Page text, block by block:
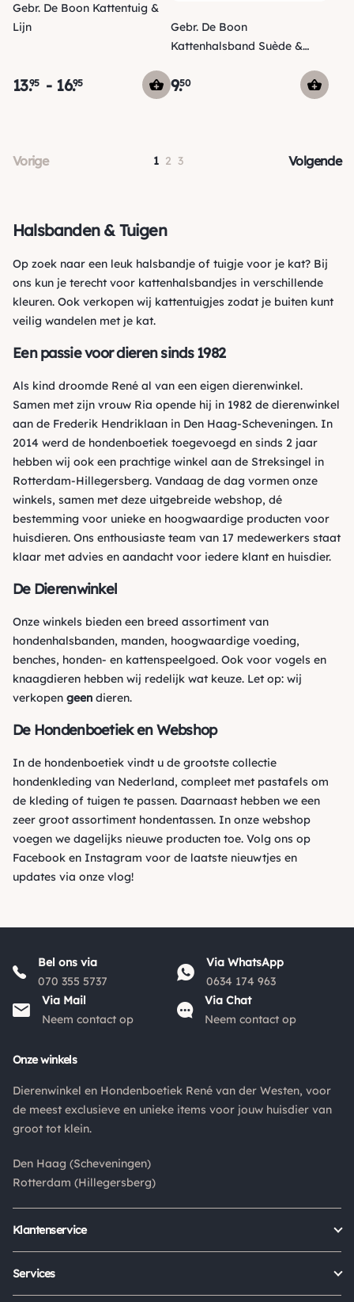
Gebr. De Boon Kattentuig &
Lijn
13.95 - 16.95
Gebr. De Boon
Kattenhalsband Suède &
9.50
Vorige 1 2 3 Volgende
Halsbanden & Tuigen
Op zoek naar een leuk halsbandje of tuigje voor je kat? Bij
ons kun je terecht voor kattenhalsbandjes in verschillende
kleuren. Ook verkopen wij kattentuigjes zodat je buiten kunt
veilig wandelen met je kat.
Een passie voor dieren sinds 1982
Als kind droomde René al van een eigen dierenwinkel.
Samen met zijn vrouw Ria opende hij in 1982 de dierenwinkel
aan de Frederik Hendriklaan in Den Haag-Scheveningen. In
2014 werd de hondenboetiek toegevoegd en sinds 2 jaar
hebben wij ook een prachtige winkel aan de Streksingel in
Rotterdam-Hillegersberg. Vandaag de dag vormen onze
winkels, samen met deze uitgebreide webshop, dé
bestemming voor unieke en hoogwaardige producten voor
huisdieren. Ons enthousiaste team van 17 medewerkers staat
klaar met advies en aandacht voor iedere klant en huisdier.
De Dierenwinkel
Onze winkels bieden een breed assortiment van
hondenhalsbanden, manden, hoogwaardige voeding,
benches, honden- en kattenspeelgoed. Ook voor vogels en
knaagdieren hebben wij redelijk wat keuze. Let op: wij
verkopen geen dieren.
De Hondenboetiek en Webshop
In de hondenboetiek vindt u de grootste collectie
hondenkleding van Nederland, compleet met pastafels om
de kleding of tuigen te passen. Daarnaast hebben we een
zeer groot assortiment hondentassen. In onze webshop
voegen we dagelijks nieuwe producten toe. Volg ons op
Facebook en Instagram voor de laatste nieuwtjes en
updates via onze vlog!
Bel ons via
070 355 5737
Via WhatsApp
0634 174 963
Via Mail
Neem contact op
Via Chat
Neem contact op
Onze winkels
Dierenwinkel en Hondenboetiek René van der Westen, voor
de meest exclusieve en unieke items voor jouw huisdier van
groot tot klein.
Den Haag (Scheveningen)
Rotterdam (Hillegersberg)
Klantenservice
Retour aanmelden
Services